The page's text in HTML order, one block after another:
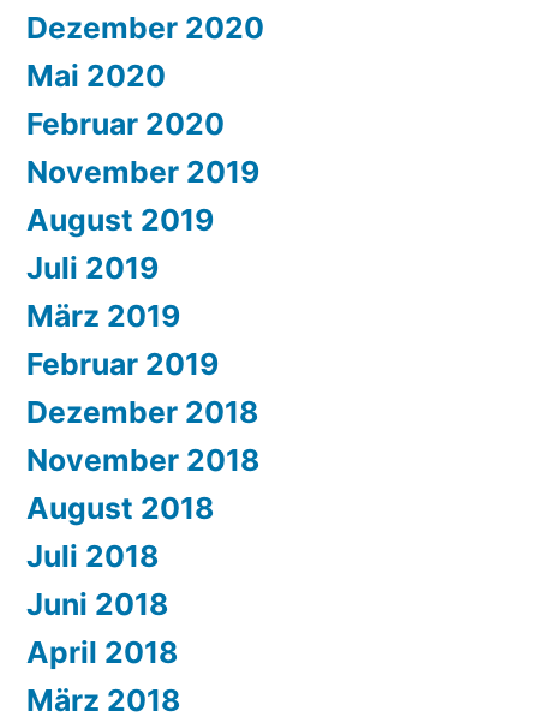
Dezember 2020
Mai 2020
Februar 2020
November 2019
August 2019
Juli 2019
März 2019
Februar 2019
Dezember 2018
November 2018
August 2018
Juli 2018
Juni 2018
April 2018
März 2018